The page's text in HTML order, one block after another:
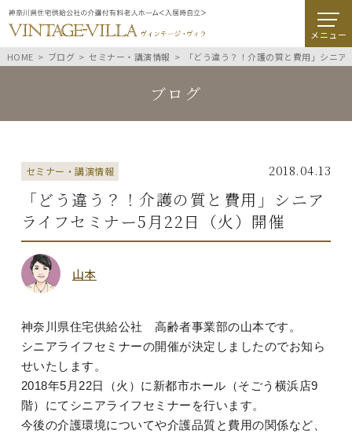
メニュー
HOME
ブログ セミナー・講演情報 「どう違う？！介護の質と費用」シニ
ブログ
セミナー・講演情報 2018.04.13
「どう違う？！介護の質と費用」シニア
ライフセミナー5月22日（火）開催
山本
神奈川県住宅供給公社 高齢者事業部の山本です。
シニアライフセミナーの開催が決定しましたのでお知ら
せいたします。
2018年5月22日（火）に新都市ホール（そごう横浜店9
階）にてシニアライフセミナーを行います。
今後の介護環境についてや介護品質と費用の関係など、